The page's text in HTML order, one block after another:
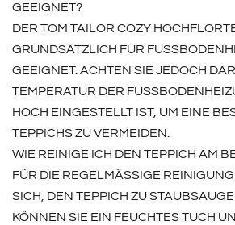
EEIGNET?
DER TOM TAILOR COZY
GRUNDSÄTZLICH FÜR
EEIGNET. ACHTEN SIE JEDOCH
EMPERATUR DER
CH EINGESTELLT IST, UM EINE
PPICHS ZU VERMEIDEN.
WIE REINIGE ICH DEN TEPPICH AM
FÜR DIE REGELMÄSSIGE REINIGUNG
ICH, DEN TEPPICH ZU
ÖNNEN SIE EIN FEUCHTES TUCH